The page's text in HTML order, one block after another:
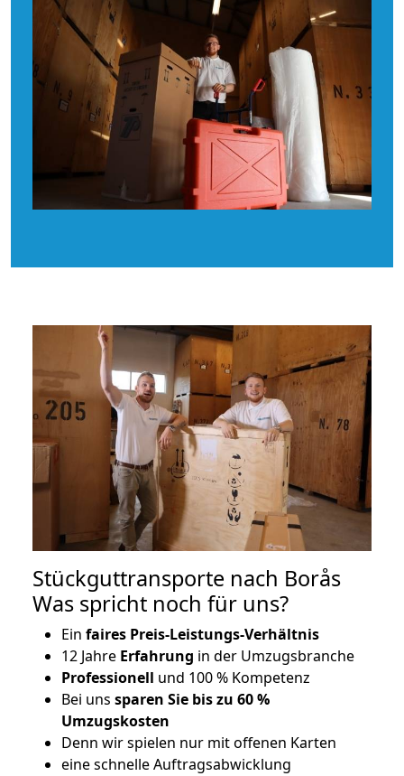
Stückguttransporte nach Borås
Was spricht noch für uns?
Ein faires Preis-Leistungs-Verhältnis
12 Jahre Erfahrung in der Umzugsbranche
Professionell und 100 % Kompetenz
Bei uns sparen Sie bis zu 60 %
Umzugskosten
Denn wir spielen nur mit offenen Karten
eine schnelle Auftragsabwicklung